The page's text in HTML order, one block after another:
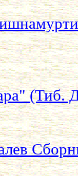
(Тиб.